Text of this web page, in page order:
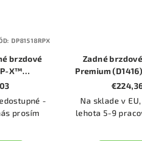
brzdové
X™
-
prosím
DP81518RPX
Zadné
Premium
310mm)
Na sklade v
lehota 5-9